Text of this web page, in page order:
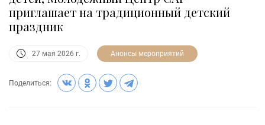
приглашает на традиционный детский
праздник
27 мая 2026 г. Анонсы мероприятий
Поделиться: